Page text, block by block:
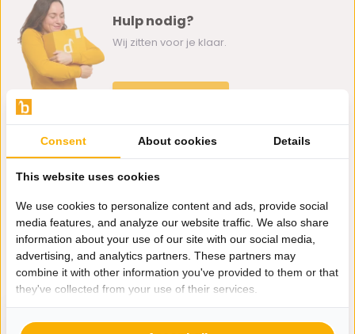
Hulp nodig?
Wij zitten voor je klaar.
klantenservice@bazaaronline.nl
Ontvang de nieuwste aanbiedingen en promoties. We zullen
je niet spammen, beloofd.
Consent About cookies Details
This website uses cookies
We use cookies to personalize content and ads, provide social
media features, and analyze our website traffic. We also share
information about your use of our site with our social media,
advertising, and analytics partners. These partners may
combine it with other information you've provided to them or that
they've collected from your use of their services.